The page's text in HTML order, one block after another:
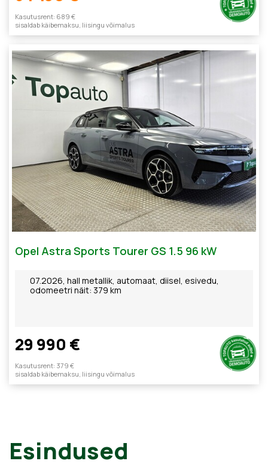
Kasutusrent: 689 €
sisaldab käibemaksu, liisingu võimalus
Opel Astra Sports Tourer GS 1.5 96 kW
07.2026, hall metallik, automaat, diisel, esivedu,
odomeetri näit: 379 km
29 990 €
Kasutusrent: 379 €
sisaldab käibemaksu, liisingu võimalus
Esindused